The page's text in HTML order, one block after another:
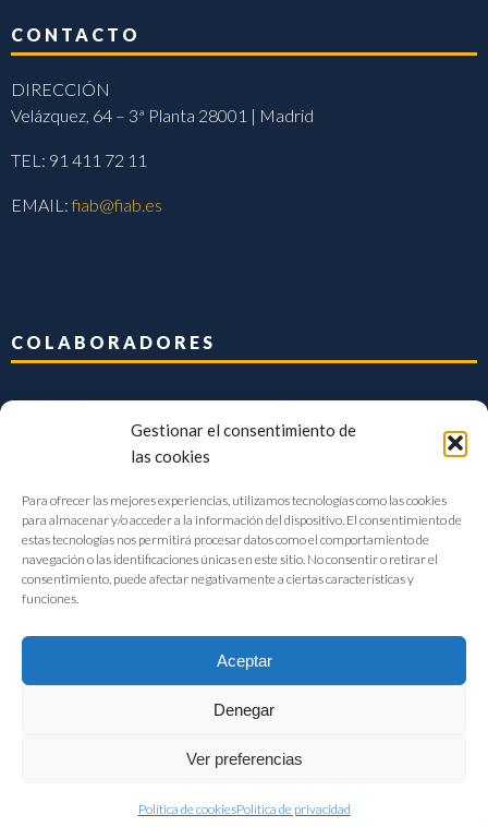
Gestionar el consentimiento de
las cookies
Para ofrecer las mejores experiencias, utilizamos tecnologías como las cookies
para almacenar y/o acceder a la información del dispositivo. El consentimiento de
estas tecnologías nos permitirá procesar datos como el comportamiento de
navegación o las identificaciones únicas en este sitio. No consentir o retirar el
consentimiento, puede afectar negativamente a ciertas características y
funciones.
Aceptar
Denegar
Ver preferencias
Política de cookiesPolítica de privacidad
CONTACTO
DIRECCIÓN
Velázquez, 64 – 3ª Planta 28001 | Madrid
TEL: 91 411 72 11
EMAIL:fiab@fiab.es
COLABORADORES
FIAB Federación Española de Industrias de la Alimentación y Bebidas